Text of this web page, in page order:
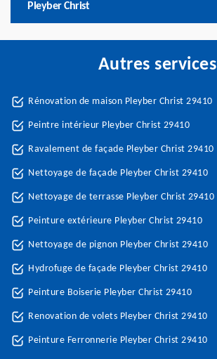
Pleyber Christ
Autres services
Rénovation de maison Pleyber Christ 29410
Peintre intérieur Pleyber Christ 29410
Ravalement de façade Pleyber Christ 29410
Nettoyage de façade Pleyber Christ 29410
Nettoyage de terrasse Pleyber Christ 29410
Peinture extérieure Pleyber Christ 29410
Nettoyage de pignon Pleyber Christ 29410
Hydrofuge de façade Pleyber Christ 29410
Peinture Boiserie Pleyber Christ 29410
Renovation de volets Pleyber Christ 29410
Peinture Ferronnerie Pleyber Christ 29410